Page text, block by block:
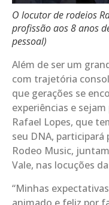
O locutor de rodeios
profissão aos 8 anos
pessoal)
Além de ser um
com trajetória
que gerações se
experiências e
Rafael Lopes, que
seu DNA, participará
Rodeo Music,
Vale, nas locuções
“Minhas